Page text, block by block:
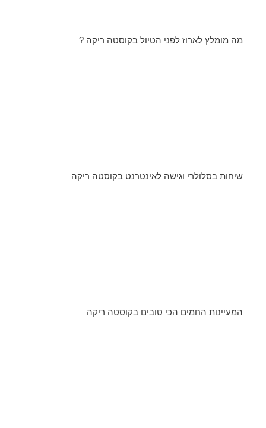
מה מומלץ לארוז לפני הטיול בקוסטה ריקה ?
שיחות בסלולרי וגישה לאינטרנט בקוסטה ריקה
המעיינות החמים הכי טובים בקוסטה ריקה